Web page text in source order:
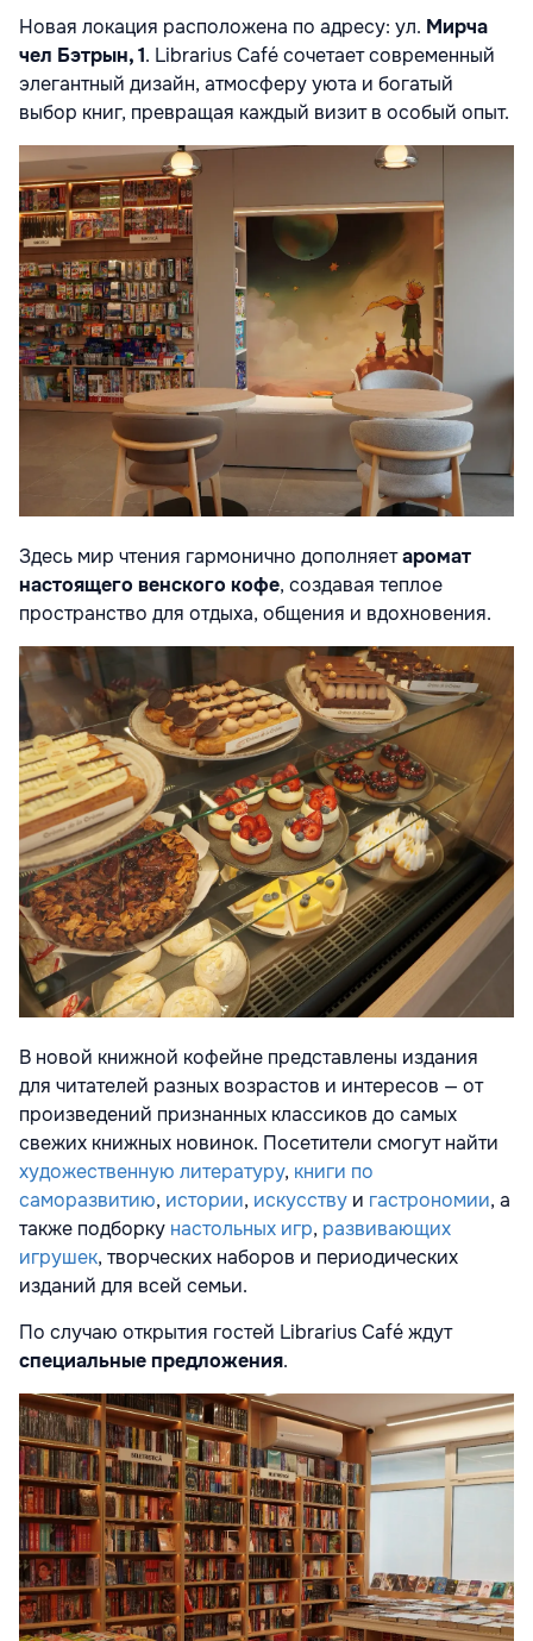
Новая локация расположена по адресу: ул. Мирча
чел Бэтрын, 1. Librarius Café сочетает современный
элегантный дизайн, атмосферу уюта и богатый
выбор книг, превращая каждый визит в особый опыт.
Здесь мир чтения гармонично дополняетаромат
настоящего венского кофе, создавая теплое
пространство для отдыха, общения и вдохновения.
В новой книжной кофейне представлены издания
для читателей разных возрастов и интересов — от
произведений признанных классиков до самых
свежих книжных новинок. Посетители смогут найти
художественную литературу, книги по
саморазвитию, истории, искусству и гастрономии, а
также подборку настольных игр, развивающих
игрушек, творческих наборов и периодических
изданий для всей семьи.
По случаю открытия гостей Librarius Café ждут
специальные предложения.